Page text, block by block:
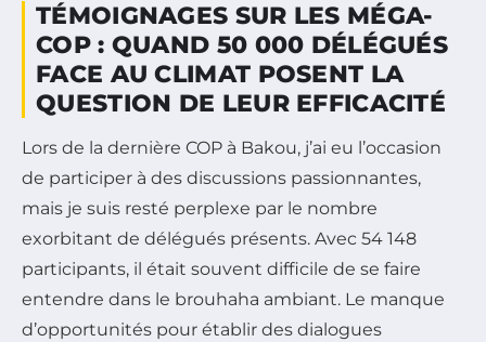
TÉMOIGNAGES SUR LES MÉGA-
COP : QUAND 50 000 DÉLÉGUÉS
FACE AU CLIMAT POSENT LA
QUESTION DE LEUR EFFICACITÉ
Lors de la dernière COP à Bakou, j’ai eu l’occasion
de participer à des discussions passionnantes,
mais je suis resté perplexe par le nombre
exorbitant de délégués présents. Avec 54 148
participants, il était souvent difficile de se faire
entendre dans le brouhaha ambiant. Le manque
d’opportunités pour établir des dialogues